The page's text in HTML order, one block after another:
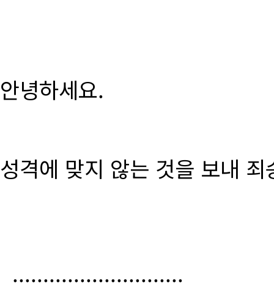
안녕하세요.
성격에 맞지 않는 것을 보내
............................